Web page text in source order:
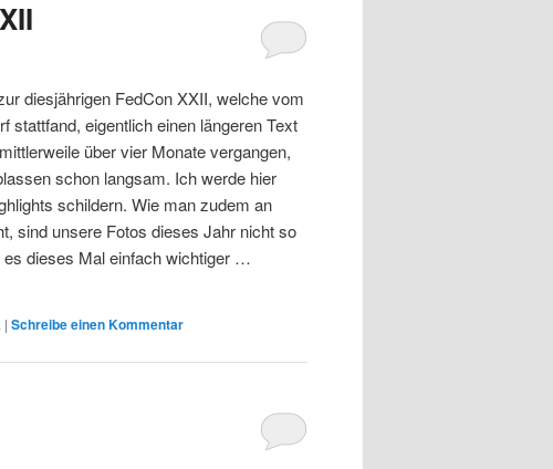
diesjährigen FedCon XXII, welche vom
stattfand, eigentlich einen längeren Text
über vier Monate vergangen,
schon langsam. Ich werde hier
schildern. Wie man zudem an
sind unsere Fotos dieses Jahr nicht so
dieses Mal einfach wichtiger …
| Schreibe einen Kommentar